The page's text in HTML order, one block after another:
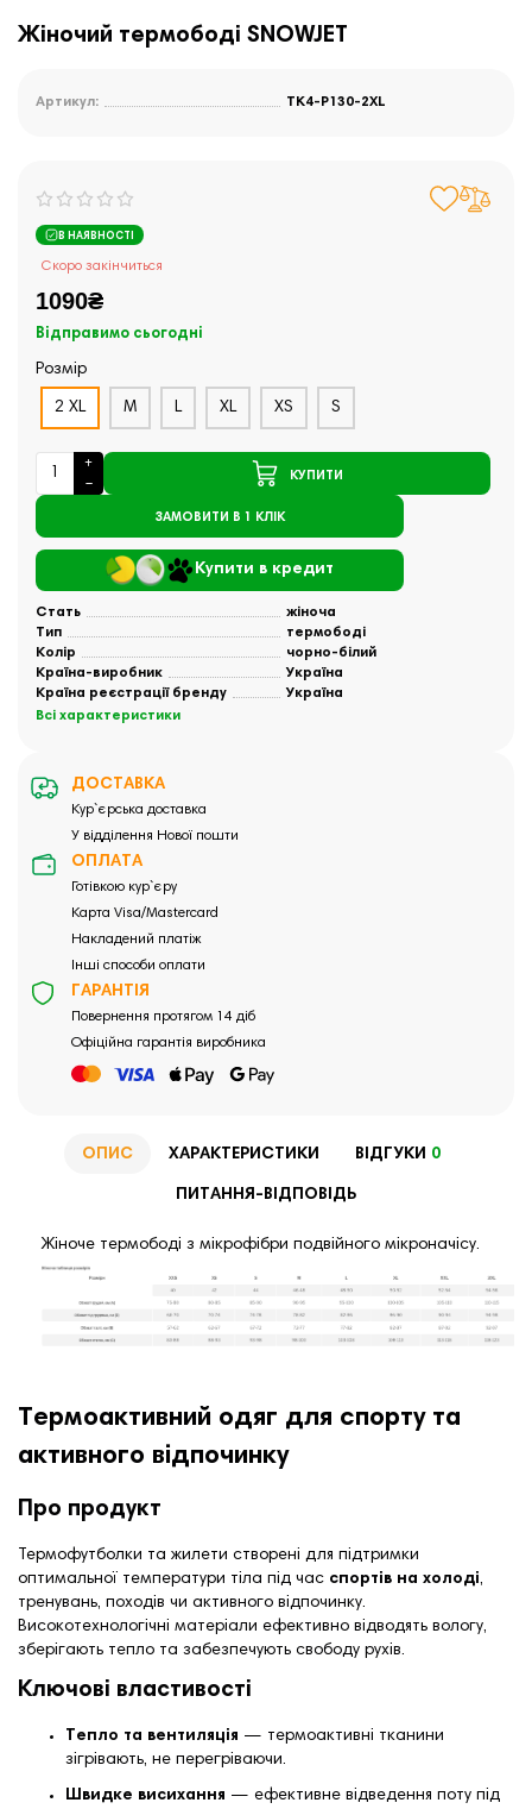
Жіночий термободі SNOWJET
Артикул: TK4-P130-2XL
В НАЯВНОСТІ
Скоро закінчиться
1090₴
Відправимо сьогодні
Розмір
2 XL M L XL XS S
КУПИТИ
ЗАМОВИТИ В 1 КЛІК
Купити в кредит
Стать
жіноча
Тип
термободі
Колір
чорно-білий
Країна-виробник
Україна
Країна реєстрації бренду
Україна
Всі характеристики
ДОСТАВКА
Кур`єрська доставка
У відділення Нової пошти
ОПЛАТА
Готівкою кур`єру
Карта Visa/Mastercard
Накладений платіж
Інші способи оплати
ГАРАНТІЯ
Повернення протягом 14 діб
Офіційна гарантія виробника
ОПИС ХАРАКТЕРИСТИКИ ВІДГУКИ 0
ПИТАННЯ-ВІДПОВІДЬ
Жіноче термободі з мікрофібри подвійного мікроначісу.
Термоактивний одяг для спорту та
активного відпочинку
Про продукт
Термофутболки та жилети створені для підтримки
оптимальної температури тіла під час спортів на холоді,
тренувань, походів чи активного відпочинку.
Високотехнологічні матеріали ефективно відводять вологу,
зберігають тепло та забезпечують свободу рухів.
Ключові властивості
Тепло та вентиляція — термоактивні тканини
зігрівають, не перегріваючи.
Швидке висихання — ефективне відведення поту під